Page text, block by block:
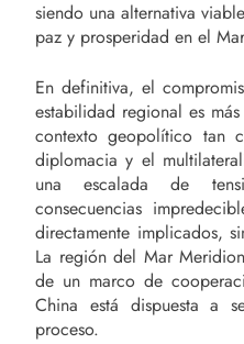
siendo una alternativa
paz y prosperidad en el
En definitiva, el
estabilidad regional es
contexto geopolítico tan
diplomacia y el
una escalada de
consecuencias
directamente implicados,
La región del Mar
de un marco de
China está dispuesta a
proceso.